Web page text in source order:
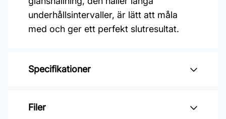
underhållsintervaller, är lätt att måla
med och ger ett perfekt slutresultat.
Specifikationer
Varumärke: Alcro
Filer